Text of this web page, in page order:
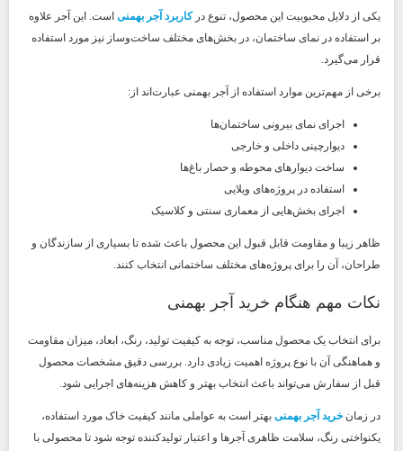
یکی از دلایل محبوبیت این محصول، تنوع درکاربرد آجر بهمنی است. این آجر علاوه
بر استفاده در نمای ساختمان، در بخش‌های مختلف ساخت‌وساز نیز مورد استفاده
قرار می‌گیرد.
برخی از مهم‌ترین موارد استفاده از آجر بهمنی عبارت‌اند از:
اجرای نمای بیرونی ساختمان‌ها
دیوارچینی داخلی و خارجی
ساخت دیوارهای محوطه و حصار باغ‌ها
استفاده در پروژه‌های ویلایی
اجرای بخش‌هایی از معماری سنتی و کلاسیک
ظاهر زیبا و مقاومت قابل قبول این محصول باعث شده تا بسیاری از سازندگان و
طراحان، آن را برای پروژه‌های مختلف ساختمانی انتخاب کنند.
نکات مهم هنگام خرید آجر بهمنی
برای انتخاب یک محصول مناسب، توجه به کیفیت تولید، رنگ، ابعاد، میزان مقاومت
و هماهنگی آن با نوع پروژه اهمیت زیادی دارد. بررسی دقیق مشخصات محصول
قبل از سفارش می‌تواند باعث انتخاب بهتر و کاهش هزینه‌های اجرایی شود.
در زمان خرید آجر بهمنی بهتر است به عواملی مانند کیفیت خاک مورد استفاده،
یکنواختی رنگ، سلامت ظاهری آجرها و اعتبار تولیدکننده توجه شود تا محصولی با